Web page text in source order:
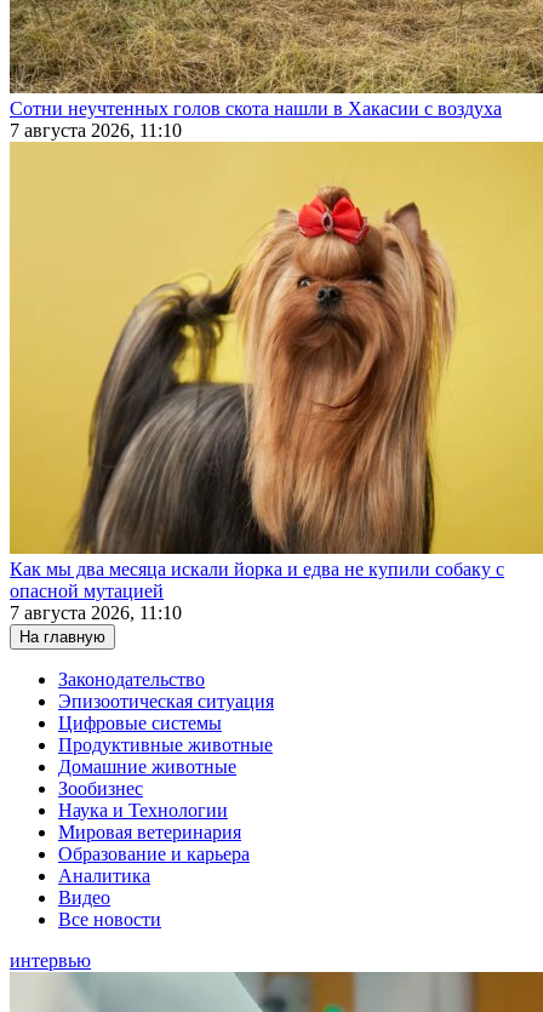
Сотни неучтенных голов скота нашли в Хакасии с воздуха
7 августа 2026, 11:10
Как мы два месяца искали йорка и едва не купили собаку с
опасной мутацией
7 августа 2026, 11:10
На главную
Законодательство
Эпизоотическая ситуация
Цифровые системы
Продуктивные животные
Домашние животные
Зообизнес
Наука и Технологии
Мировая ветеринария
Образование и карьера
Аналитика
Видео
Все новости
интервью